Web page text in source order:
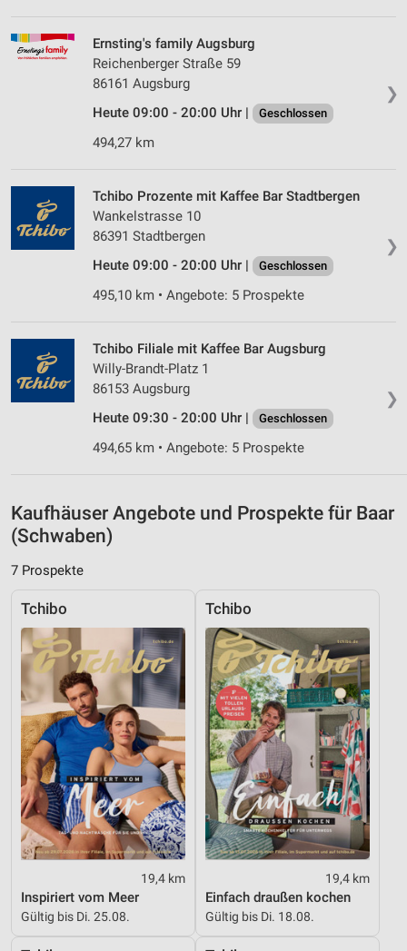
❯
Ernsting's family Augsburg
Reichenberger Straße 59
86161 Augsburg
Heute 09:00 - 20:00 Uhr |
Geschlossen
494,27 km
❯
Tchibo Prozente mit Kaffee Bar Stadtbergen
Wankelstrasse 10
86391 Stadtbergen
Heute 09:00 - 20:00 Uhr |
Geschlossen
495,10 km • Angebote: 5 Prospekte
❯
Tchibo Filiale mit Kaffee Bar Augsburg
Willy-Brandt-Platz 1
86153 Augsburg
Heute 09:30 - 20:00 Uhr |
Geschlossen
494,65 km • Angebote: 5 Prospekte
Kaufhäuser Angebote und Prospekte für Baar
(Schwaben)
7 Prospekte
Tchibo
19,4 km
Inspiriert vom Meer
Gültig bis Di. 25.08.
Tchibo
19,4 km
Einfach draußen kochen
Gültig bis Di. 18.08.
IAB-Verarbeitungszwecke:
Speichern von oder Zugriff auf Informationen
auf einem Endgerät
Werbeanzeigen
Werbung
Verwendung von Profilen zur Auswahl
personalisierter Werbung
Erstellung von Profilen zur Personalisierung
von Inhalten
Verwendung von Profilen zur Auswahl
personalisierter Inhalte
Messung der Werbeleistung
Messung der Performance von Inhalten
Entwicklung und Verbesserung der Angebote
Verwendung reduzierter Daten zur Auswahl von
IAB-Besonderheiten:
Verwendung genauer Standortdaten
Geräte anhand von aktiv angeforderten
Informationen identifizieren
Nicht-IAB-Verarbeitungszwecke:
Notwendig
Performance
Funktional